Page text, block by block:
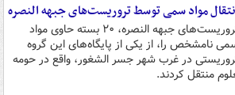
مواد سمی توسط تروریست‌های جبهه النصره
تروریست‌های جبهه النصره، ۲۰ بسته حاوی مواد
نامشخص را، از یکی از پایگاه‌های این گروه
در غرب شهر جسر الشغور، واقع در حومه
منتقل کردند.